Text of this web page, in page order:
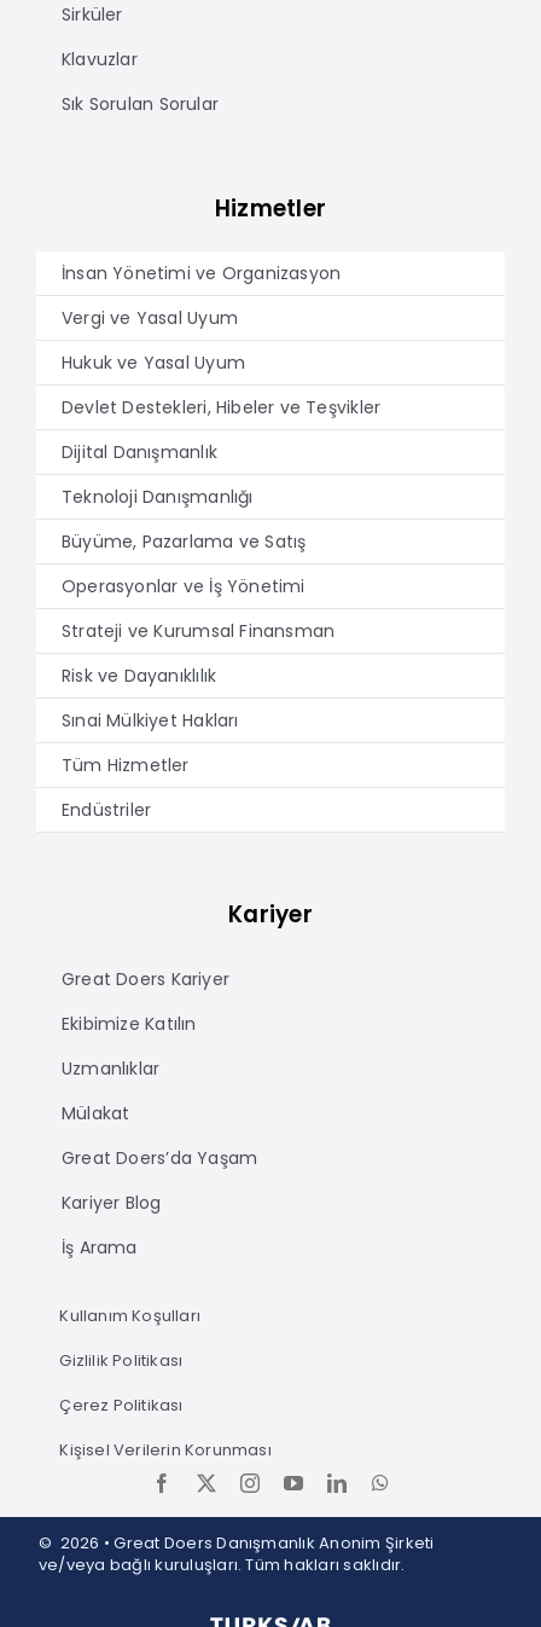
Sirküler
Klavuzlar
Sık Sorulan Sorular
Hizmetler
İnsan Yönetimi ve Organizasyon
Vergi ve Yasal Uyum
Hukuk ve Yasal Uyum
Devlet Destekleri, Hibeler ve Teşvikler
Dijital Danışmanlık
Teknoloji Danışmanlığı
Büyüme, Pazarlama ve Satış
Operasyonlar ve İş Yönetimi
Strateji ve Kurumsal Finansman
Risk ve Dayanıklılık
Sınai Mülkiyet Hakları
Tüm Hizmetler
Endüstriler
Kariyer
Great Doers Kariyer
Ekibimize Katılın
Uzmanlıklar
Mülakat
Great Doers’da Yaşam
Kariyer Blog
İş Arama
Kullanım Koşulları
Gizlilik Politikası
Çerez Politikası
Kişisel Verilerin Korunması
© 2026 • Great Doers Danışmanlık Anonim Şirketi
ve/veya bağlı kuruluşları. Tüm hakları saklıdır.